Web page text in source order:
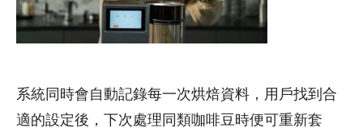
系統同時會自動記錄每一次烘焙資料，用戶找到合
適的設定後，下次處理同類咖啡豆時便可重新套